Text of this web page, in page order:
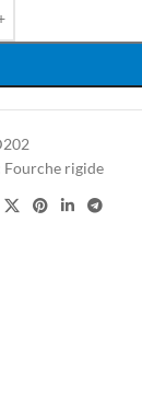
Fourche rigide